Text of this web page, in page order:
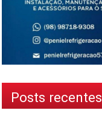
Posts recentes